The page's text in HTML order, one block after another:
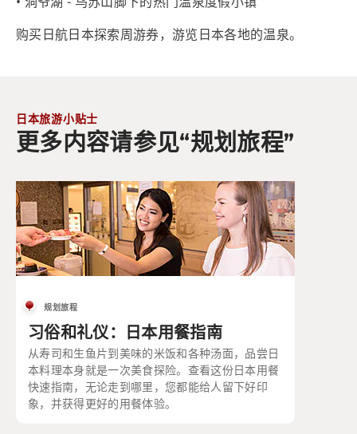
购买日航日本探索周游券，游览日本各地的温泉。
日本旅游小贴士
更多内容请参见“规划旅程”
规划旅程
习俗和礼仪：日本用餐指南
从寿司和生鱼片到美味的米饭和各种汤面，品尝日
本料理本身就是一次美食探险。查看这份日本用餐
快速指南，无论走到哪里，您都能给人留下好印
象，并获得更好的用餐体验。